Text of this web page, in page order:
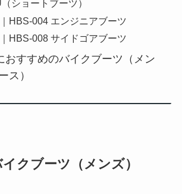
ショートブーツ）
HBS-004 エンジニアブーツ
HBS-008 サイドゴアブーツ
おすすめのバイクブーツ（メン
ス）
クブーツ（メンズ）